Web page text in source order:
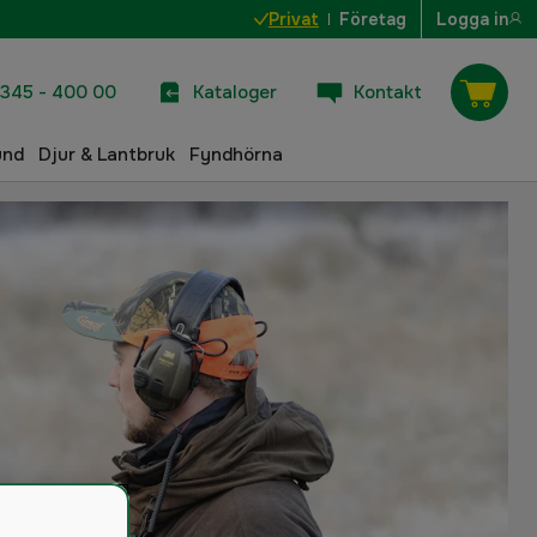
Privat Företag Logga in
- 400 00 Kataloger Kontakt
Djur & Lantbruk Fyndhörna